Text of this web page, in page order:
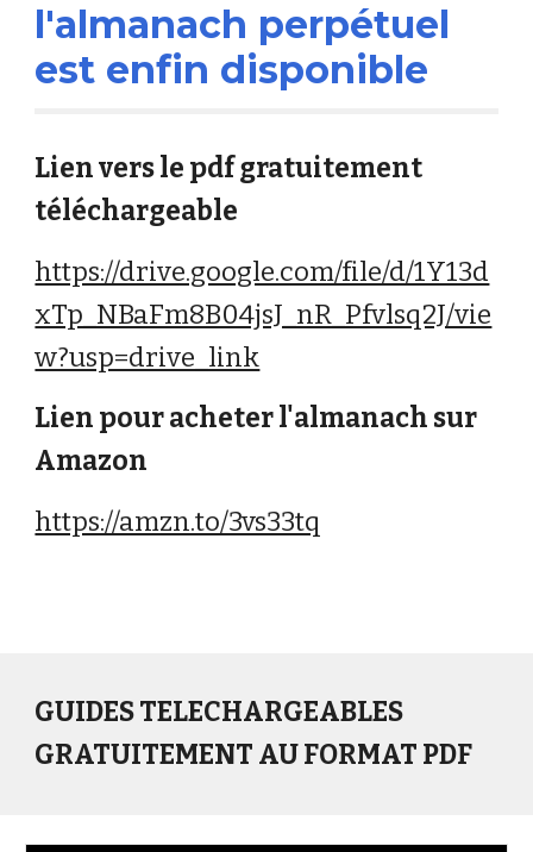
l'almanach perpétuel
est enfin disponible
Lien vers le pdf gratuitement
téléchargeable
https://drive.google.com/file/d/1Y13d
xTp_NBaFm8B04jsJ_nR_Pfvlsq2J/vie
w?usp=drive_link
Lien pour acheter l'almanach sur
Amazon
https://amzn.to/3vs33tq
GUIDES TELECHARGEABLES
GRATUITEMENT AU FORMAT PDF